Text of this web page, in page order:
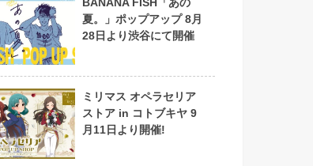
夏。」ポップアップ 8月
28日より渋谷にて開催
ミリマス オペラセリア
ストア in コトブキヤ 9
月11日より開催!